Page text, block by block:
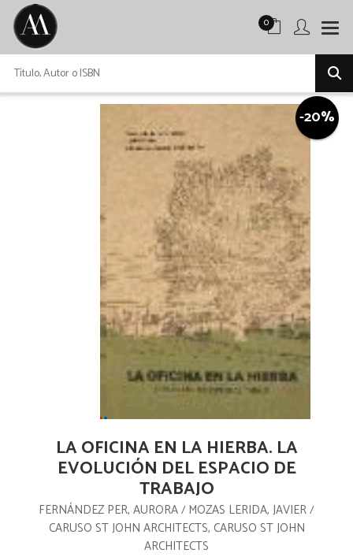
0
-20%
LA OFICINA EN LA HIERBA. LA
EVOLUCIÓN DEL ESPACIO DE
TRABAJO
FERNÁNDEZ PER, AURORA/MOZAS LERIDA, JAVIER/
CARUSO ST JOHN ARCHITECTS, CARUSO ST JOHN
ARCHITECTS